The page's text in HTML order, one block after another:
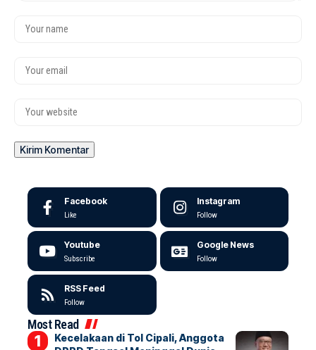
Facebook
Like
Instagram
Follow
Youtube
Subscribe
Google News
Follow
RSS Feed
Follow
Most Read
Kecelakaan di Tol Cipali, Anggota